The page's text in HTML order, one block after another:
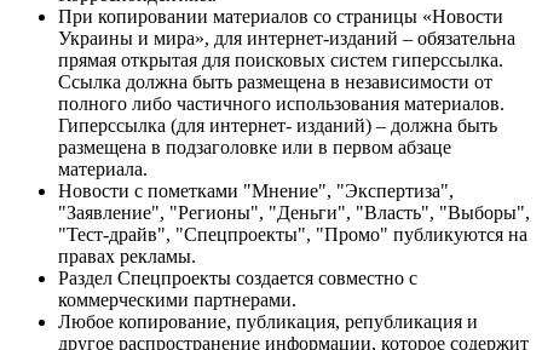
При копировании материалов со страницы «Новости
Украины и мира», для интернет-изданий – обязательна
прямая открытая для поисковых систем гиперссылка.
Ссылка должна быть размещена в независимости от
полного либо частичного использования материалов.
Гиперссылка (для интернет- изданий) – должна быть
размещена в подзаголовке или в первом абзаце
материала.
Новости с пометками "Мнение", "Экспертиза",
"Заявление", "Регионы", "Деньги", "Власть", "Выборы",
"Тест-драйв", "Спецпроекты", "Промо" публикуются на
правах рекламы.
Раздел Спецпроекты создается совместно с
коммерческими партнерами.
Любое копирование, публикация, републикация и
другое распространение информации, которое содержит